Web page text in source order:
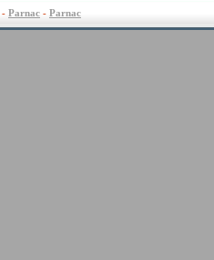
- Parnac - Parnac